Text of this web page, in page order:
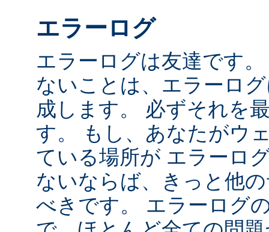
エラーログ
エラーログは友達です
ないことは、エラーロ
成します。 必ずそれを
す。 もし、あなたがウ
ている場所が エラーロ
ないならば、きっと他
べきです。 エラーログ